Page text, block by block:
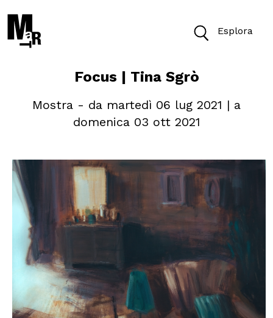
Esplora
Oggi il Museo è aperto dalle 10 alle 19.30
Biglietti
Cerca nel sito
Cerca
VISITA
ACCESSIBILITÀ
MOSTRE ED EVENTI
Focus | Tina Sgrò
Mostra - da martedì 06 lug 2021 | a
domenica 03 ott 2021